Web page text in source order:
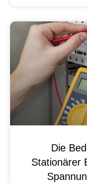
Die
Stationärer